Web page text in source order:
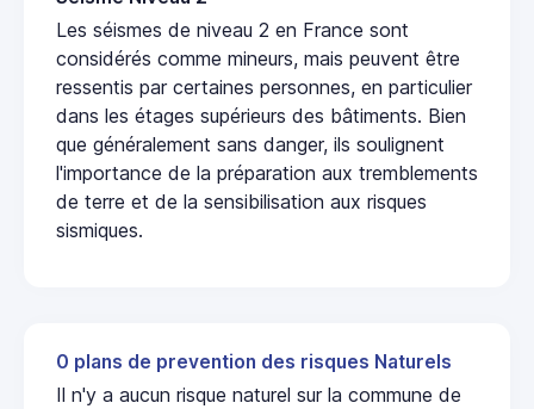
Les séismes de niveau 2 en France sont
considérés comme mineurs, mais peuvent être
ressentis par certaines personnes, en particulier
dans les étages supérieurs des bâtiments. Bien
que généralement sans danger, ils soulignent
l'importance de la préparation aux tremblements
de terre et de la sensibilisation aux risques
sismiques.
0 plans de prevention des risques Naturels
Il n'y a aucun risque naturel sur la commune de